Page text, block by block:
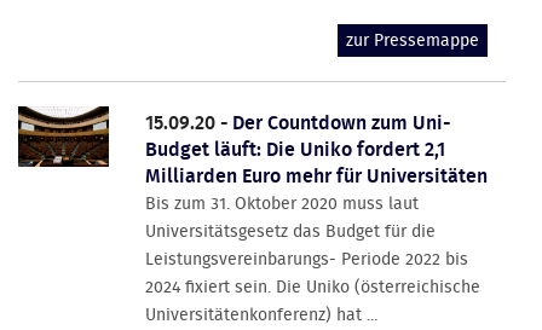
zur Pressemappe
15.09.20 - Der Countdown zum Uni-
Budget läuft: Die Uniko fordert 2,1
Milliarden Euro mehr für Universitäten
Bis zum 31. Oktober 2020 muss laut
Universitätsgesetz das Budget für die
Leistungsvereinbarungs- Periode 2022 bis
2024 fixiert sein. Die Uniko (österreichische
Universitätenkonferenz) hat ...